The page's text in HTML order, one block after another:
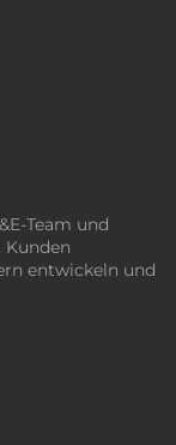
Team und
entwickeln und